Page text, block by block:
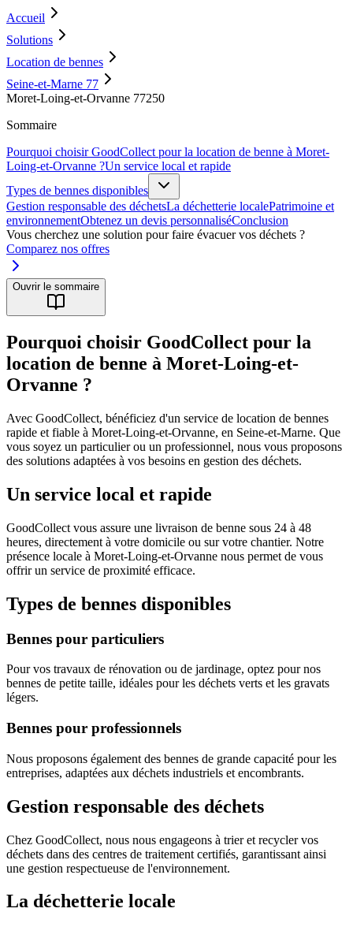
Accueil
Solutions
Location de bennes
Seine-et-Marne 77
Moret-Loing-et-Orvanne 77250
Sommaire
Pourquoi choisir GoodCollect pour la location de benne à Moret-
Loing-et-Orvanne ?Un service local et rapide
Types de bennes disponibles
Gestion responsable des déchetsLa déchetterie localePatrimoine et
environnementObtenez un devis personnaliséConclusion
Vous cherchez une solution pour faire évacuer vos déchets ?
Comparez nos offres
Ouvrir le sommaire
Pourquoi choisir GoodCollect pour la
location de benne à Moret-Loing-et-
Orvanne ?
Avec GoodCollect, bénéficiez d'un service de location de bennes
rapide et fiable à Moret-Loing-et-Orvanne, en Seine-et-Marne. Que
vous soyez un particulier ou un professionnel, nous vous proposons
des solutions adaptées à vos besoins en gestion des déchets.
Un service local et rapide
GoodCollect vous assure une livraison de benne sous 24 à 48
heures, directement à votre domicile ou sur votre chantier. Notre
présence locale à Moret-Loing-et-Orvanne nous permet de vous
offrir un service de proximité efficace.
Types de bennes disponibles
Bennes pour particuliers
Pour vos travaux de rénovation ou de jardinage, optez pour nos
bennes de petite taille, idéales pour les déchets verts et les gravats
légers.
Bennes pour professionnels
Nous proposons également des bennes de grande capacité pour les
entreprises, adaptées aux déchets industriels et encombrants.
Gestion responsable des déchets
Chez GoodCollect, nous nous engageons à trier et recycler vos
déchets dans des centres de traitement certifiés, garantissant ainsi
une gestion respectueuse de l'environnement.
La déchetterie locale